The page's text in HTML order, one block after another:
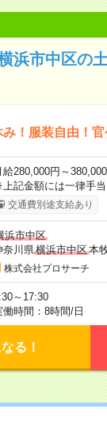
横浜市中区
み！服装自由！
給280,000円～
記金額には一律手
交通費別途支給あり
浜市中区
奈川県横浜市中区本
株式会社プロサーチ
～17:30
働時間：8時間/日
る！